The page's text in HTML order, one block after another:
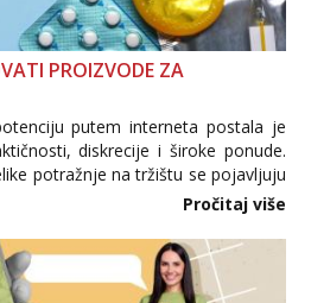
PROIZVODE ZA
putem interneta postala je
diskrecije i široke ponude.
potražnje na tržištu se pojavljuju
nepouzdane internetske
Pročitaj više